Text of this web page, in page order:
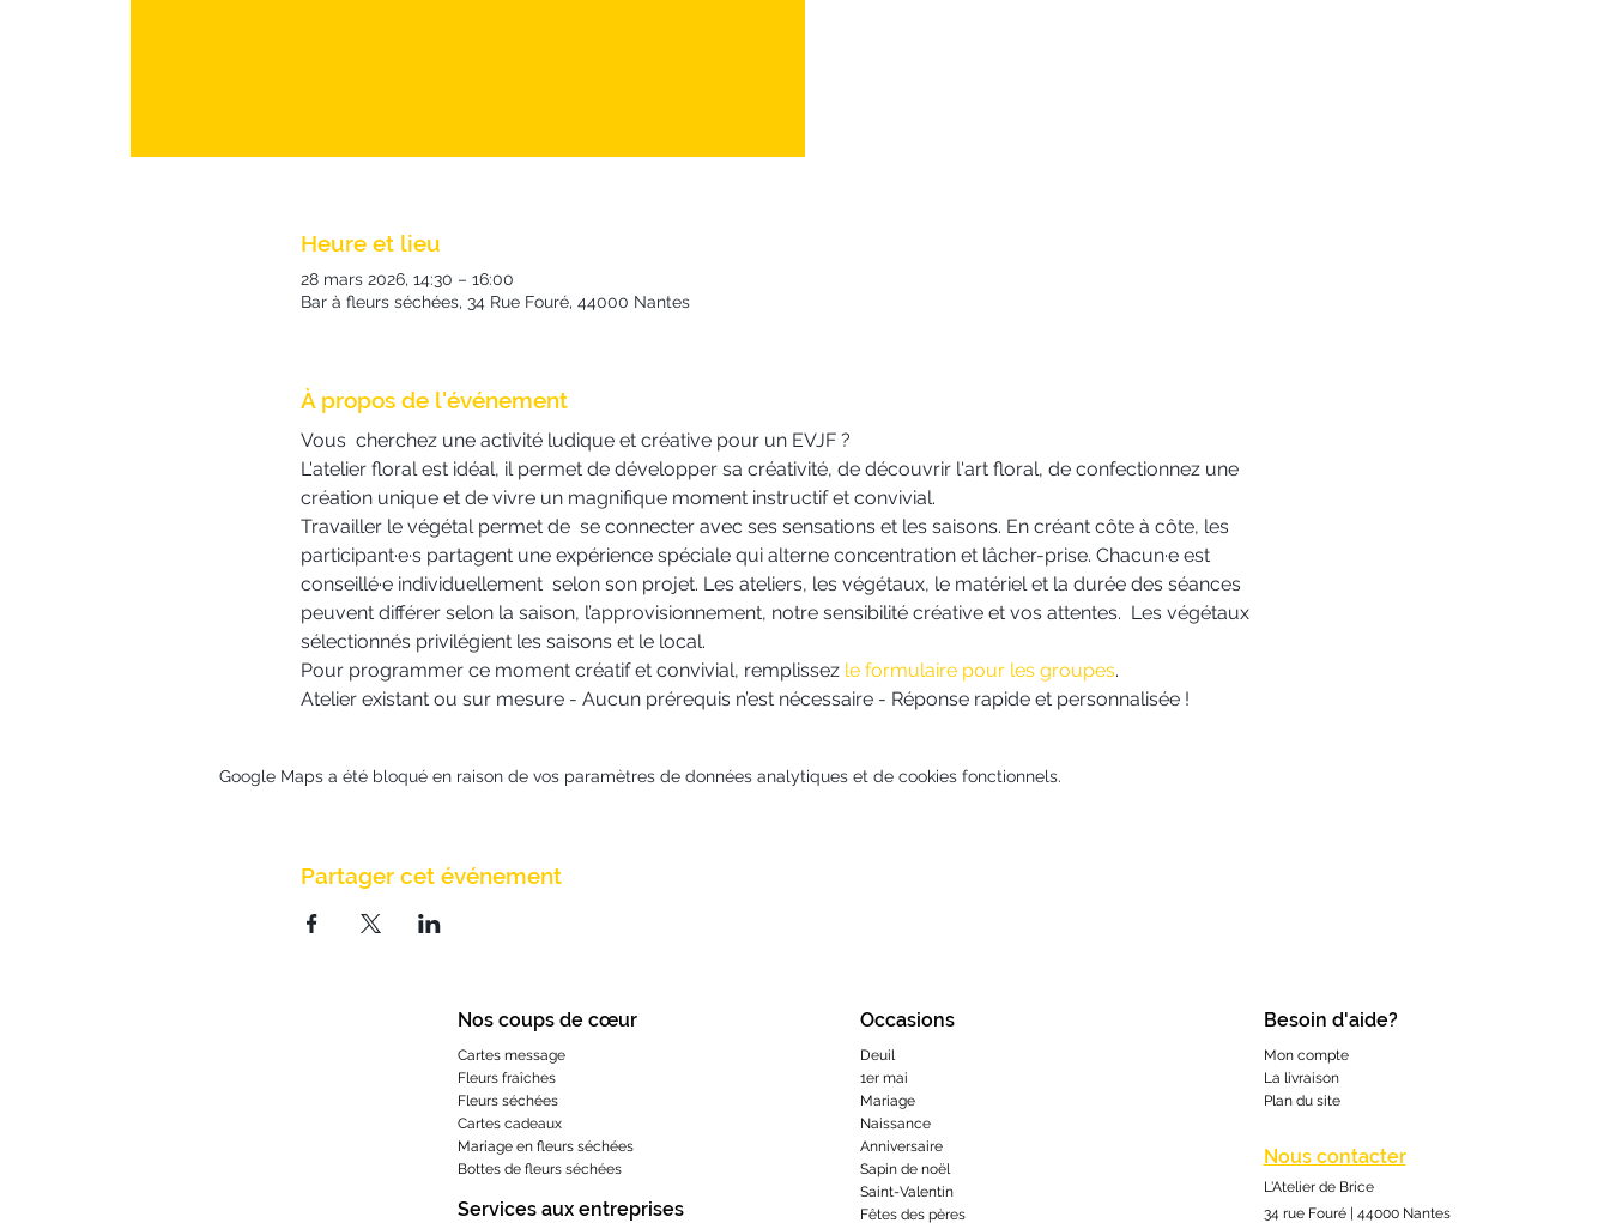
Heure et lieu
28 mars 2026, 14:30 – 16:00
Bar à fleurs séchées, 34 Rue Fouré, 44000 Nantes
À propos de l'événement
Vous  cherchez une activité ludique et créative pour un EVJF ?
L'atelier floral est idéal, il permet de développer sa créativité, de découvrir l'art floral, de confectionnez une
création unique et de vivre un magnifique moment instructif et convivial.
Travailler le végétal permet de  se connecter avec ses sensations et les saisons. En créant côte à côte, les
participant·e·s partagent une expérience spéciale qui alterne concentration et lâcher-prise. Chacun·e est
conseillé·e individuellement  selon son projet. Les ateliers, les végétaux, le matériel et la durée des séances
peuvent différer selon la saison, l’approvisionnement, notre sensibilité créative et vos attentes.  Les végétaux
sélectionnés privilégient les saisons et le local.
Pour programmer ce moment créatif et convivial, remplissez le formulaire pour les groupes.
Atelier existant ou sur mesure - Aucun prérequis n’est nécessaire - Réponse rapide et personnalisée !
Google Maps a été bloqué en raison de vos paramètres de données analytiques et de cookies fonctionnels.
Partager cet événement
Nos coups de cœur
Cartes message
Fleurs fraîches
Fleurs séchées
Cartes cadeaux
Mariage en fleurs séchées
Bottes de fleurs séchées
Services aux entreprises
Occasions
Deuil
1er mai
Mariage
Naissance
Anniversaire
Sapin de noël
Saint-Valentin
Fêtes des pères
Besoin d'aide?
Mon compte
La livraison
Plan du site
Nous contacter
L'Atelier de Brice
34 rue Fouré | 44000 Nantes